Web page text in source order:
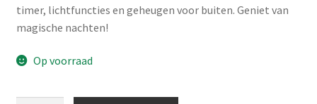
timer, lichtfuncties en geheugen voor buiten. Geniet van
magische nachten!
Op voorraad